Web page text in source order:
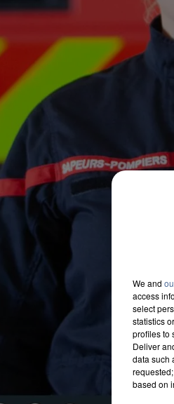
We and
access
select
statistics
profiles to
Deliver
data such
based on